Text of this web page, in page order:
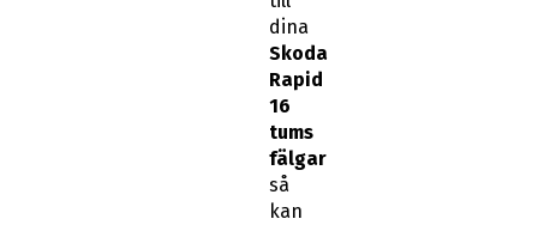
dina
Skoda
Rapid
16
tums
fälgar
så
kan